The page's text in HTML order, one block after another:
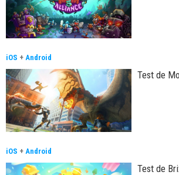
iOS + Android
Test de
iOS + Android
Test de